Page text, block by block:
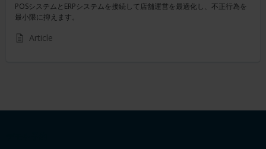
POSシステムとERPシステムを接続して店舗運営を最適化し、不正行為を
最小限に抑えます。
Article